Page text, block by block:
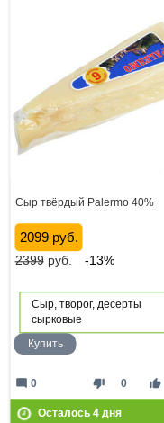
Сыр твёрдый Palermo 40%
2099 руб.
2399руб. -13%
Сыр, творог, десерты
сырковые
Купить
thumb_down 0 thumb_up
mode_comment 0
Осталось 4дня